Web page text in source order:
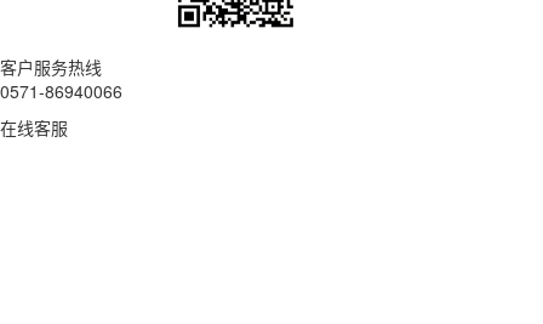
客户服务热线
0571-86940066
在线客服